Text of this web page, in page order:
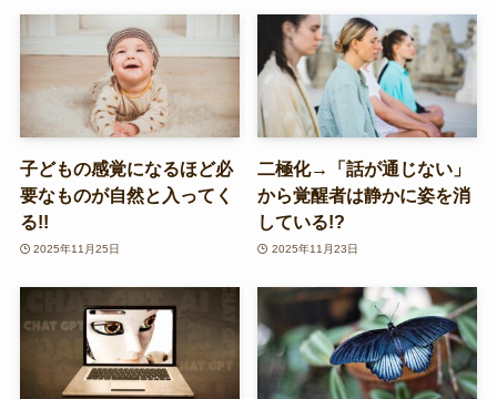
子どもの感覚になるほど必
要なものが自然と入ってく
る!!
2025年11月25日
二極化→「話が通じない」
から覚醒者は静かに姿を消
している!?
2025年11月23日